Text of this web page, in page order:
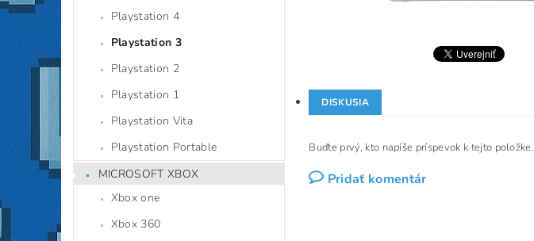
Playstation 4
Playstation 3
Playstation 2
Playstation 1
Playstation Vita
Playstation Portable
MICROSOFT XBOX
Xbox one
Xbox 360
DISKUSIA
Buďte prvý, kto napíše príspevok k tejto položke.
Pridať komentár